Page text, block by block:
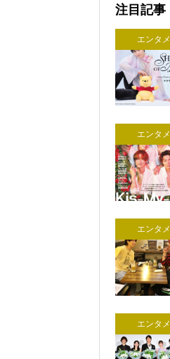
注目記事
エンタメ
エンタメ
エンタメ
エンタメ